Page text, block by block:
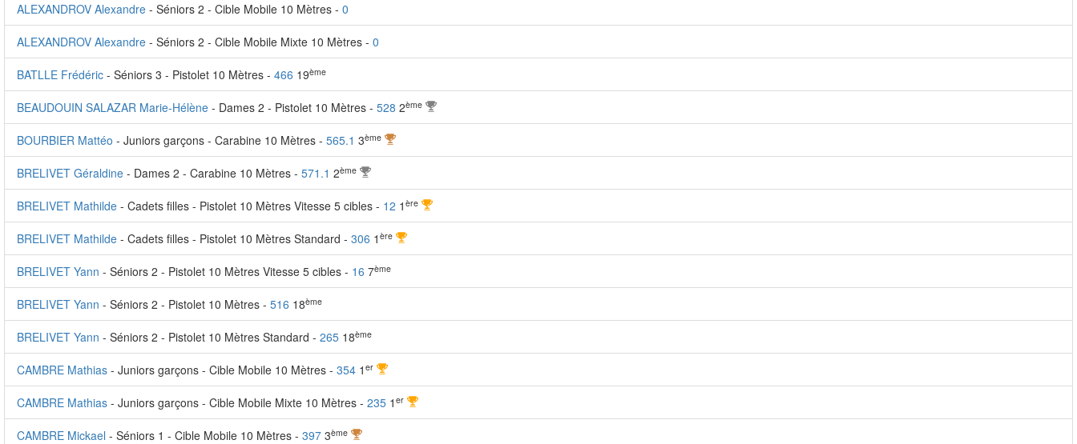
ALEXANDROV Alexandre - Séniors 2 - Cible Mobile 10 Mètres - 0
ALEXANDROV Alexandre - Séniors 2 - Cible Mobile Mixte 10 Mètres - 0
BATLLE Frédéric - Séniors 3 - Pistolet 10 Mètres - 466 19ème
BEAUDOUIN SALAZAR Marie-Hélène - Dames 2 - Pistolet 10 Mètres - 528 2ème
BOURBIER Mattéo - Juniors garçons - Carabine 10 Mètres - 565.1 3ème
BRELIVET Géraldine - Dames 2 - Carabine 10 Mètres - 571.1 2ème
BRELIVET Mathilde - Cadets filles - Pistolet 10 Mètres Vitesse 5 cibles - 12 1 ère
BRELIVET Mathilde - Cadets filles - Pistolet 10 Mètres Standard - 306 1 ère
BRELIVET Yann - Séniors 2 - Pistolet 10 Mètres Vitesse 5 cibles - 16 7ème
BRELIVET Yann - Séniors 2 - Pistolet 10 Mètres - 516 18ème
BRELIVET Yann - Séniors 2 - Pistolet 10 Mètres Standard - 265 18ème
CAMBRE Mathias - Juniors garçons - Cible Mobile 10 Mètres - 354 1 er
CAMBRE Mathias - Juniors garçons - Cible Mobile Mixte 10 Mètres - 235 1 er
CAMBRE Mickael - Séniors 1 - Cible Mobile 10 Mètres - 397 3ème